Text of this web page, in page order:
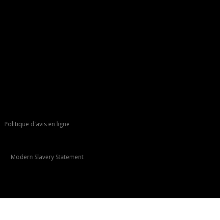
Politique d'avis en ligne
Modern Slavery Statement